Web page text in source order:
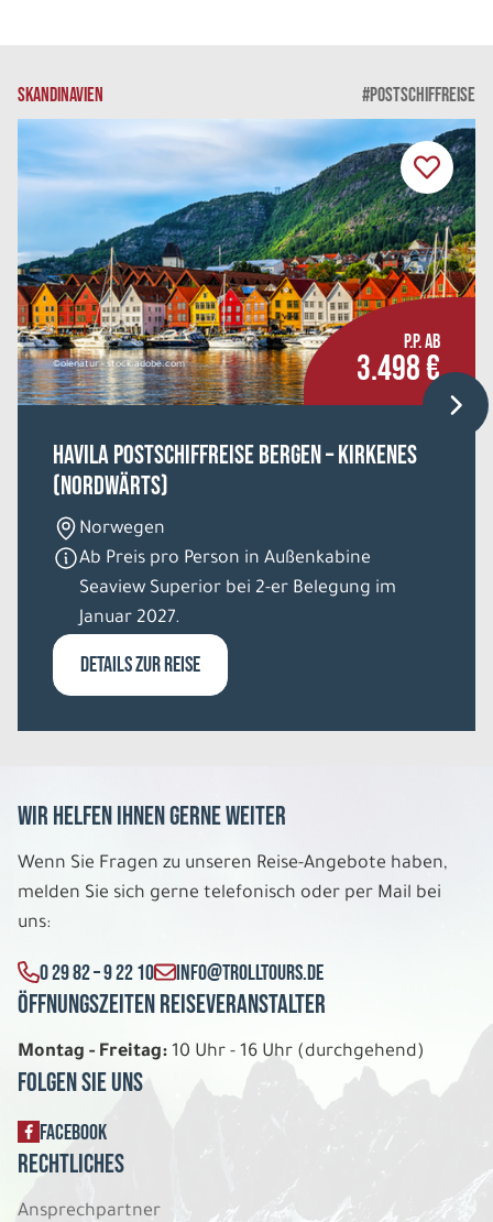
SKANDINAVIEN #POSTSCHIFFREISE
©olenatur - stock.adobe.com
P.P. AB
3.498 €
HAVILA Postschiffreise Bergen – Kirkenes
(nordwärts)
Norwegen
Ab Preis pro Person in Außenkabine
Seaview Superior bei 2-er Belegung im
Januar 2027.
DETAILS ZUR REISE
Wir helfen Ihnen gerne weiter
Wenn Sie Fragen zu unseren Reise-Angebote haben,
melden Sie sich gerne telefonisch oder per Mail bei
uns:
0 29 82 – 9 22 10 INFO@TROLLTOURS.DE
Öffnungszeiten Reiseveranstalter
Montag - Freitag: 10 Uhr - 16 Uhr (durchgehend)
Folgen Sie uns
FACEBOOK
Rechtliches
Ansprechpartner